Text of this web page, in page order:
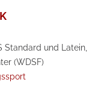
Standard und Latein,
(WDSF)